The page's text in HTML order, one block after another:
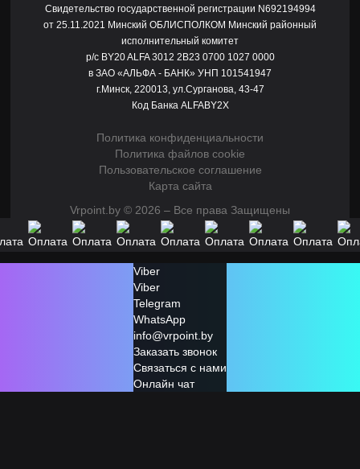
Свидетельство государственной регистрации N692194994
от 25.11.2021 Минский ОБЛИСПОЛКОМ Минский районный
исполнительный комитет
р/с BY20 ALFA 3012 2B23 0700 1027 0000
в ЗАО «АЛЬФА - БАНК» УНП 101541947
г.Минск, 220013, ул.Сурганова, 43-47
Код Банка ALFABY2X
Политика конфиденциальности
Политика файлов cookie
Пользовательское соглашение
Карта сайта
Vrpoint.by © 2026 – Все права Защищены
Viber
Viber
Telegram
WhatsApp
info@vrpoint.by
Заказать звонок
Связаться с нами
Онлайн чат